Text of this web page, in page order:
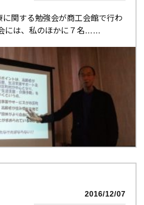
に関する勉強会が商工会館で行わ
には、私のほかに７名…
2016/12/07